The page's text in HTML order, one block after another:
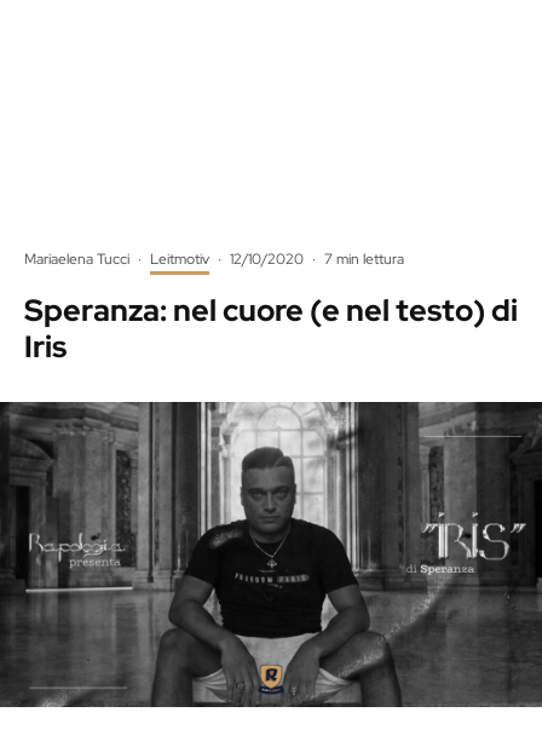
Mariaelena Tucci · Leitmotiv · 12/10/2020 · 7 min lettura
Speranza: nel cuore (e nel testo) di
Iris